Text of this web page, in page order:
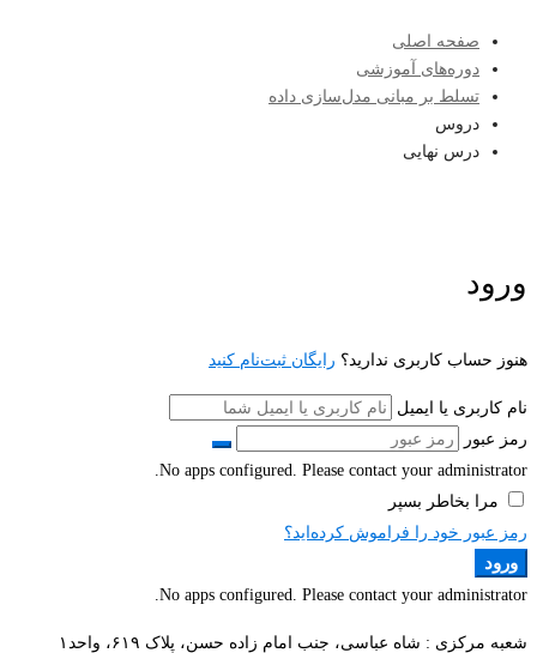
صفحه اصلی
دوره‌های آموزشی
تسلط بر مبانی مدل‌سازی داده
دروس
درس نهایی
ورود
هنوز حساب کاربری ندارید؟ رایگان ثبت‌نام کنید
نام کاربری یا ایمیل
رمز عبور
No apps configured. Please contact your administrator.
مرا بخاطر بسپر
رمز عبور خود را فراموش کرده‌اید؟
ورود
No apps configured. Please contact your administrator.
شعبه مرکزی : شاه عباسی، جنب امام زاده حسن، پلاک ۶۱۹، واحد۱​